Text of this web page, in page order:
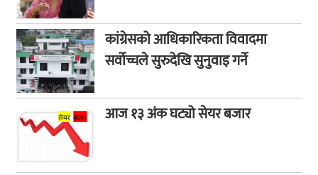
कांग्रेसको आधिकारिकता विवादमा
सर्वोच्चले सुरुदेखि सुनुवाइ गर्ने
आज १३ अंक घट्यो सेयर बजार